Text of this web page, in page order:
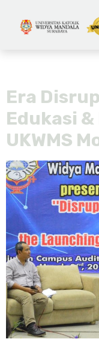
Era
Edukasi
UKWMS